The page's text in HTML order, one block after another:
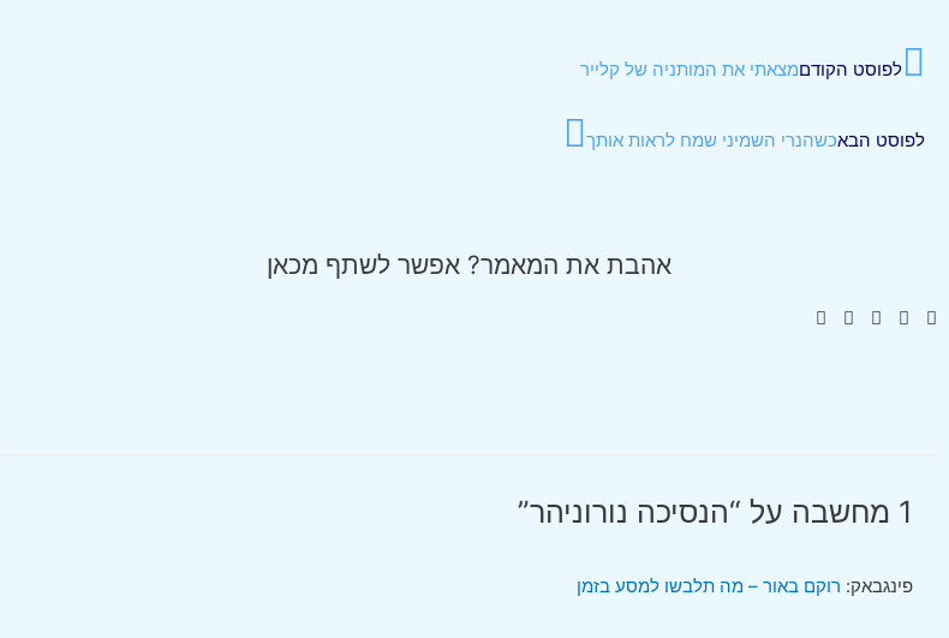
לפוסט הקודםמצאתי את המותניה של קלייר
לפוסט הבאכשהנרי השמיני שמח לראות אותך
אהבת את המאמר? אפשר לשתף מכאן
1 מחשבה על “הנסיכה נורוניהר”
פינגבאק: רוקם באור – מה תלבשו למסע בזמן